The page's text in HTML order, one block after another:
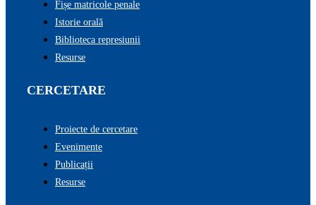
Fișe matricole penale
Istorie orală
Biblioteca represiunii
Resurse
CERCETARE
Proiecte de cercetare
Evenimente
Publicații
Resurse